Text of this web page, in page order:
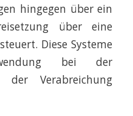
hingegen über ein
über eine
Diese Systeme
bei der
der Verabreichung